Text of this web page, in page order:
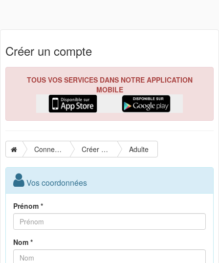
Créer un compte
TOUS VOS SERVICES DANS NOTRE APPLICATION
MOBILE
Connexion Créer un compte Adulte
Vos coordonnées
Prénom *
Nom *